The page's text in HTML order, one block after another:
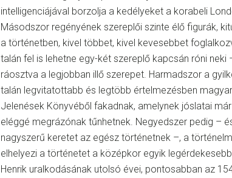
intelligenciájával borzolja a kedélyeket a korabeli
Másodszor regényének szereplői szinte élő figurák,
a történetben, kivel többet, kivel kevesebbet
talán fel is lehetne egy-két szereplő kapcsán róni neki
ráosztva a legjobban illő szerepet. Harmadszor a
talán legvitatottabb és legtöbb értelmezésben
Jelenések Könyvéből fakadnak, amelynek jóslatai
eléggé megrázónak tűnhetnek. Negyedszer pedig –
nagyszerű keretet az egész történetnek –, a
elhelyezi a történetet a középkor egyik legérdekesebb
Henrik uralkodásának utolsó évei, pontosabban az